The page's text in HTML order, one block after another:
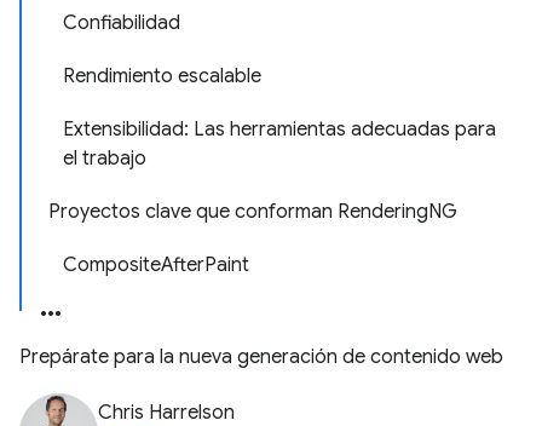
Confiabilidad
Rendimiento escalable
Extensibilidad: Las herramientas adecuadas para
el trabajo
Proyectos clave que conforman RenderingNG
CompositeAfterPaint
Prepárate para la nueva generación de contenido web
Chris Harrelson